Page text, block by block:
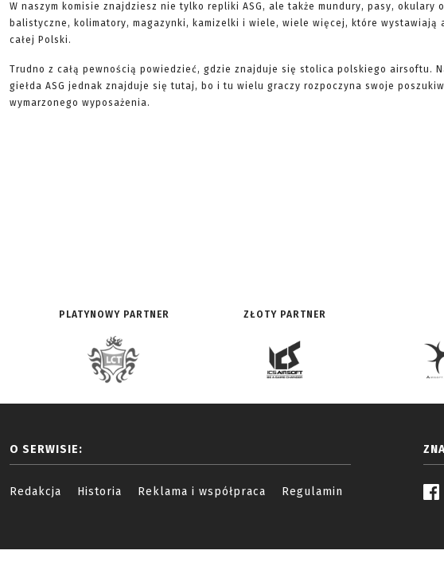
W naszym komisie znajdziesz nie tylko repliki ASG, ale także mundury, pasy, okulary
balistyczne, kolimatory, magazynki, kamizelki i wiele, wiele więcej, które wystawiają
całej Polski.
Trudno z całą pewnością powiedzieć, gdzie znajduje się stolica polskiego airsoftu.
giełda ASG jednak znajduje się tutaj, bo i tu wielu graczy rozpoczyna swoje
wymarzonego wyposażenia.
PLATYNOWY PARTNER ZŁOTY PARTNER
O SERWISIE:
Redakcja Historia Reklama i współpraca Regulamin